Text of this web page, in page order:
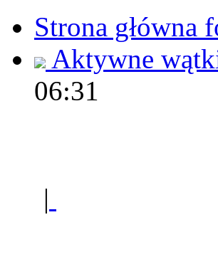
Strona główna
Aktywne
06:31
|